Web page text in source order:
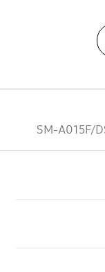
SM-A015F/